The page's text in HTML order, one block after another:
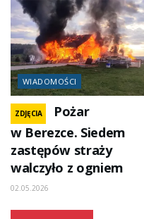
WIADOMOŚCI
ZDJĘCIA
Pożar
w Berezce. Siedem
zastępów straży
walczyło z ogniem
02.05.2026